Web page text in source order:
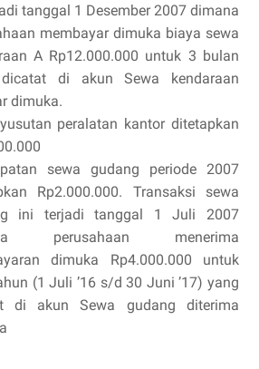
tanggal 1 Desember 2007 dimana
membayar dimuka biaya sewa
A Rp12.000.000 untuk 3 bulan
di akun Sewa kendaraan
dimuka.
peralatan kantor ditetapkan
sewa gudang periode 2007
Rp2.000.000. Transaksi sewa
ini terjadi tanggal 1 Juli 2007
perusahaan menerima
dimuka Rp4.000.000 untuk
(1 Juli ’16 s/d 30 Juni ’17) yang
di akun Sewa gudang diterima